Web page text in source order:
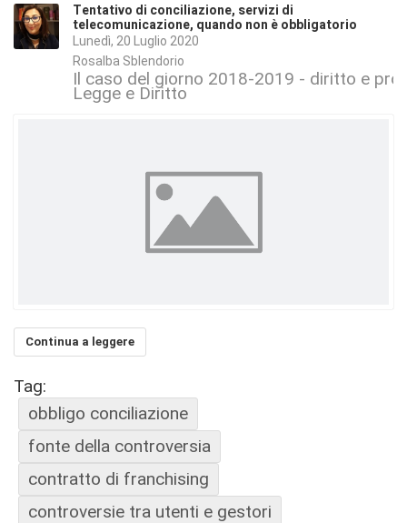
Tentativo di conciliazione, servizi di
telecomunicazione, quando non è obbligatorio
Lunedì, 20 Luglio 2020
Rosalba Sblendorio
Il caso del giorno 2018-2019 - diritto e
Legge e Diritto
Continua a leggere
Tag:
obbligo conciliazione
fonte della controversia
contratto di franchising
controversie tra utenti e gestori